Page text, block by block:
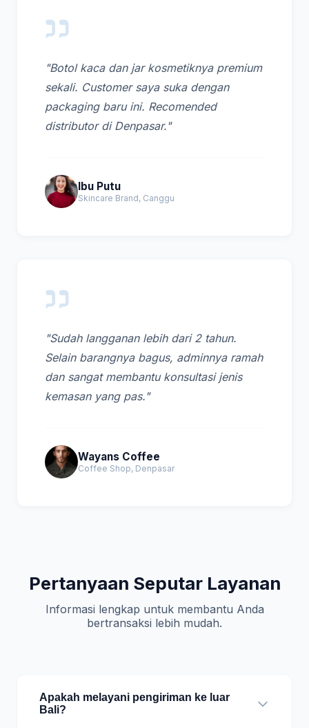
"Botol kaca dan jar kosmetiknya premium
sekali. Customer saya suka dengan
packaging baru ini. Recomended
distributor di Denpasar."
Ibu Putu
Skincare Brand, Canggu
"Sudah langganan lebih dari 2 tahun.
Selain barangnya bagus, adminnya ramah
dan sangat membantu konsultasi jenis
kemasan yang pas."
Wayans Coffee
Coffee Shop, Denpasar
Pertanyaan Seputar Layanan
Informasi lengkap untuk membantu Anda
bertransaksi lebih mudah.
Apakah melayani pengiriman ke luar
Bali?